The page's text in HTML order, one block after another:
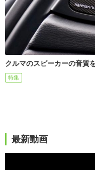
クルマのスピーカーの音質
特集
最新動画